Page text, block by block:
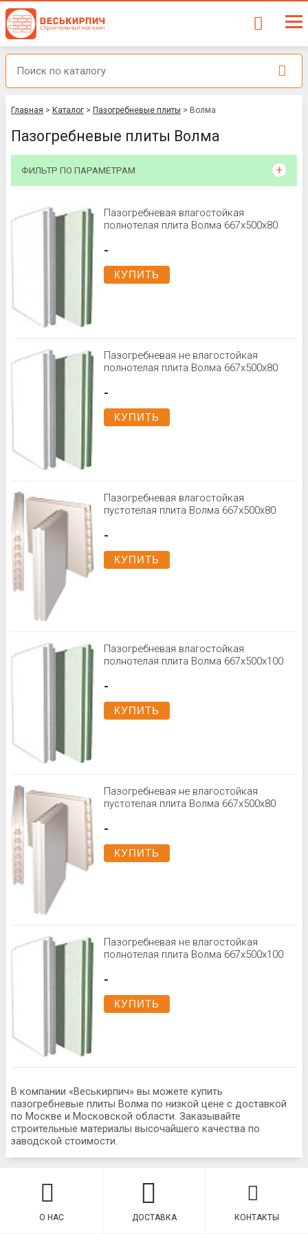
Главная > Каталог > Пазогребневые плиты > Волма
Пазогребневые плиты Волма
ФИЛЬТР ПО ПАРАМЕТРАМ
Пазогребневая влагостойкая
полнотелая плита Волма 667х500х80
-
КУПИТЬ
Пазогребневая не влагостойкая
полнотелая плита Волма 667х500х80
-
КУПИТЬ
Пазогребневая влагостойкая
пустотелая плита Волма 667х500х80
-
КУПИТЬ
Пазогребневая влагостойкая
полнотелая плита Волма 667х500х100
-
КУПИТЬ
Пазогребневая не влагостойкая
пустотелая плита Волма 667x500x80
-
КУПИТЬ
Пазогребневая не влагостойкая
полнотелая плита Волма 667х500х100
-
КУПИТЬ
В компании «Веськирпич» вы можете купить
пазогребневые плиты Волма по низкой цене с доставкой
по Москве и Московской области. Заказывайте
строительные материалы высочайшего качества по
заводской стоимости.
О НАС ДОСТАВКА КОНТАКТЫ